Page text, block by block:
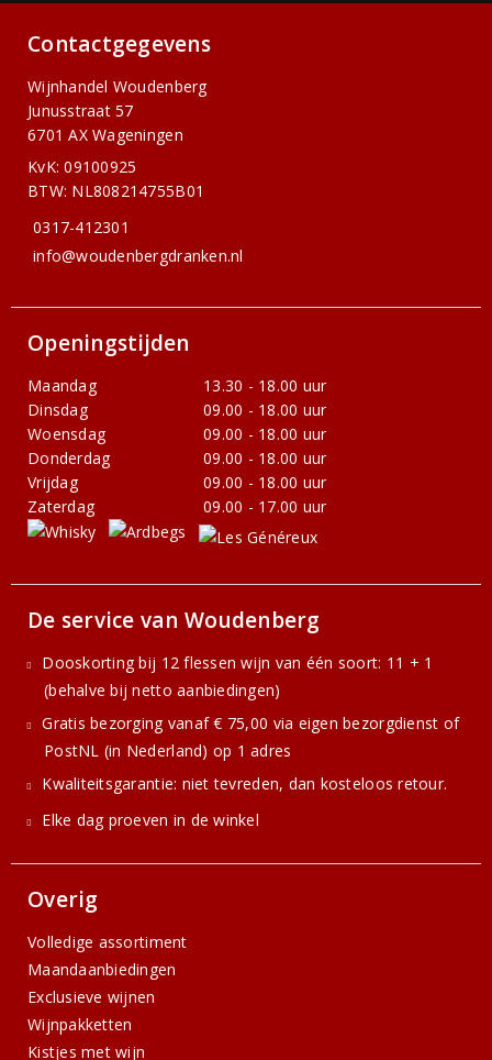
Contactgegevens
Wijnhandel Woudenberg
Junusstraat 57
6701 AX Wageningen
KvK: 09100925
BTW: NL808214755B01
0317-412301
info@woudenbergdranken.nl
Openingstijden
Maandag
13.30 - 18.00 uur
Dinsdag
09.00 - 18.00 uur
Woensdag
09.00 - 18.00 uur
Donderdag
09.00 - 18.00 uur
Vrijdag
09.00 - 18.00 uur
Zaterdag
09.00 - 17.00 uur
De service van Woudenberg
Dooskorting bij 12 flessen wijn van één soort: 11 + 1
(behalve bij netto aanbiedingen)
Gratis bezorging vanaf € 75,00 via eigen bezorgdienst of
PostNL (in Nederland) op 1 adres
Kwaliteitsgarantie: niet tevreden, dan kosteloos retour.
Elke dag proeven in de winkel
Overig
Volledige assortiment
Maandaanbiedingen
Exclusieve wijnen
Wijnpakketten
Kistjes met wijn